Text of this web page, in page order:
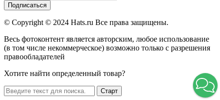
Подписаться
© Copyright © 2024 Hats.ru Все права защищены.
Весь фотоконтент является авторским, любое использование
(в том числе некоммерческое) возможно только с разрешения
правообладателей
Хотите найти определенный товар?
Старт